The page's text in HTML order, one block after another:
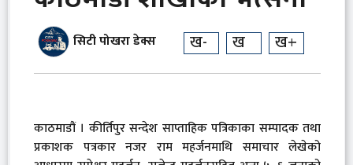
सिटी पोखरा डेक्स ख- ख ख+
काठमाडौं । कीर्तिपुर सन्देश साप्ताहिक पत्रिकाका सम्पादक तथा
प्रकाशक पत्रकार नजर राम महर्जनमाथि समाचार लेखेको